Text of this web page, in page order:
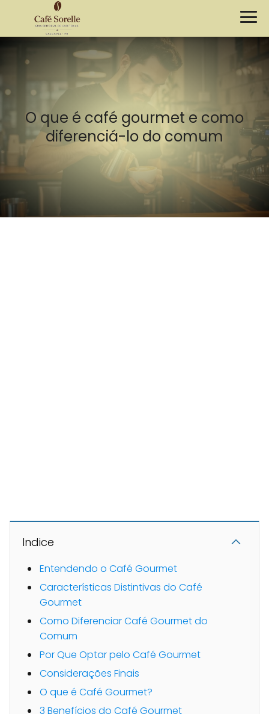
O que é café gourmet e como
diferenciá-lo do comum
Indice
Entendendo o Café Gourmet
Características Distintivas do Café
Gourmet
Como Diferenciar Café Gourmet do
Comum
Por Que Optar pelo Café Gourmet
Considerações Finais
O que é Café Gourmet?
3 Benefícios do Café Gourmet